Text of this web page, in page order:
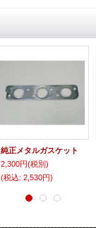
純正メタルガスケット
2,300円(税別)
(税込: 2,530円)